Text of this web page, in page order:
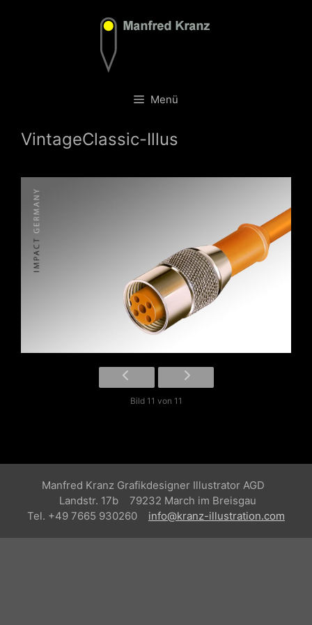
Menü
VintageClassic-Illus
Bild 11 von 11
Manfred Kranz Grafikdesigner Illustrator AGD
Landstr. 17b 79232 March im Breisgau
Tel. +49 7665 930260 info@kranz-illustration.com